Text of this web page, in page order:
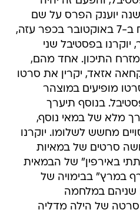
יוענק הפרס על שם
יהב וינר, הקולנוען שנרצח ב-7 באוקטובר בכפר עזה,
יוקרנו בפסטיבל שני
התיכון. אחד מהם,
אזאד, יקרין את סרטו
מופיעים במוצהר
בנוסף תיערך
מלא של במאי נוסף,
מחשש לשלומו. יוקרנו
סרטים של במאיות
באירפין" של הבמאית
במרץ" בבימויה של
שניהם במלחמה
סרטה של הילה מדליה